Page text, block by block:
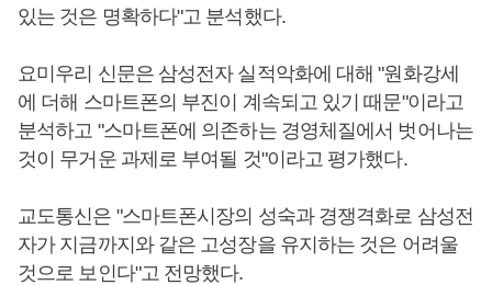
있는 것은 명확하다"고 분석했다.
요미우리 신문은 삼성전자 실적악화에 대해 "원화강세
에 더해 스마트폰의 부진이 계속되고 있기 때문"이라고
분석하고 "스마트폰에 의존하는 경영체질에서 벗어나는
것이 무거운 과제로 부여될 것"이라고 평가했다.
교도통신은 "스마트폰시장의 성숙과 경쟁격화로 삼성전
자가 지금까지와 같은 고성장을 유지하는 것은 어려울
것으로 보인다"고 전망했다.